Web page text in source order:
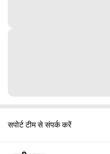
सपोर्ट टीम से संपर्क करें